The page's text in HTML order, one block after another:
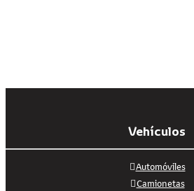
Vehículos
Automóviles
Camionetas